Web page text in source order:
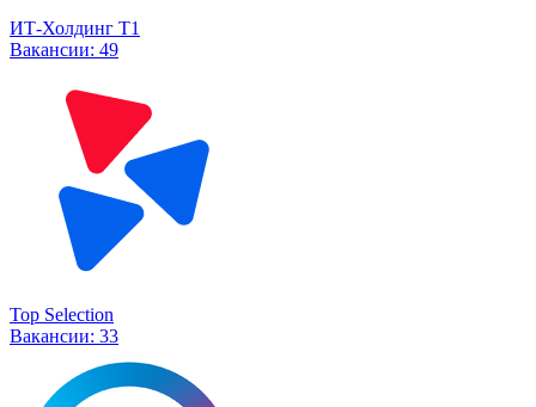
ИТ-Холдинг Т1
Вакансии: 49
Top Selection
Вакансии: 33